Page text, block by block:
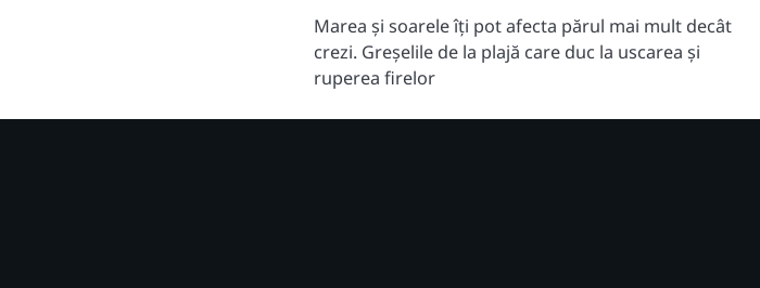
Marea și soarele îți pot afecta părul mai mult decât
crezi. Greșelile de la plajă care duc la uscarea și
ruperea firelor